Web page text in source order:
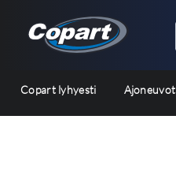
Copart lyhyesti Ajoneuvot